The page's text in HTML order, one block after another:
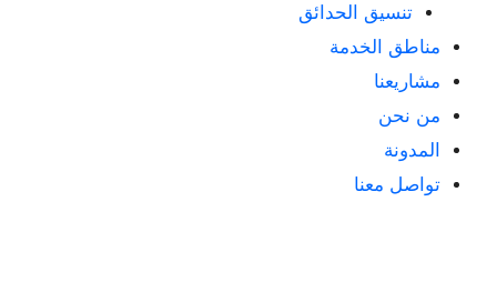
تنسيق الحدائق
مناطق الخدمة
مشاريعنا
من نحن
المدونة
تواصل معنا